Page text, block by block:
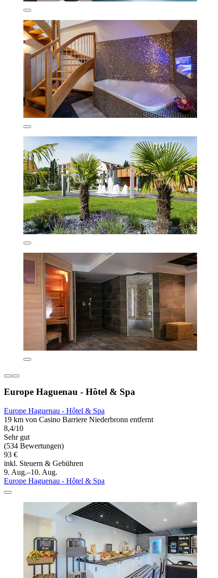
Europe Haguenau - Hôtel & Spa
Europe Haguenau - Hôtel & Spa
19 km von Casino Barriere Niederbronn entfernt
8,4/10
Sehr gut
(534 Bewertungen)
93 €
inkl. Steuern & Gebühren
9. Aug.–10. Aug.
Europe Haguenau - Hôtel & Spa